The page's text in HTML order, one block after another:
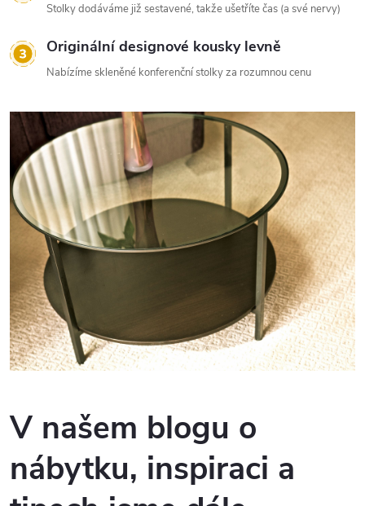
Stolky dodáváme již sestavené, takže ušetříte čas (a své nervy)
Originální designové kousky levně
Nabízíme skleněné konferenční stolky za rozumnou cenu
V našem blogu o
nábytku, inspiraci a